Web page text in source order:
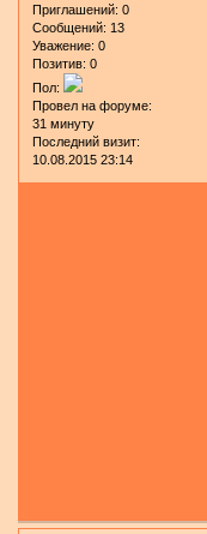
Приглашений: 0
Сообщений: 13
Уважение: 0
Позитив: 0
Пол:
Провел на форуме:
31 минуту
Последний визит:
10.08.2015 23:14